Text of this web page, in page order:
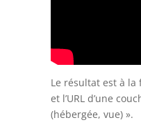
Le résultat est à la
et l’URL d’une
(hébergée, vue) ».